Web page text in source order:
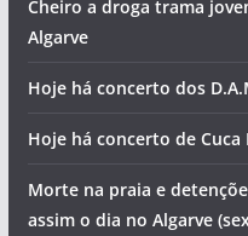
Cheiro a droga trama
Algarve
Hoje há concerto dos
Hoje há concerto de
Morte na praia e
assim o dia no Algarve